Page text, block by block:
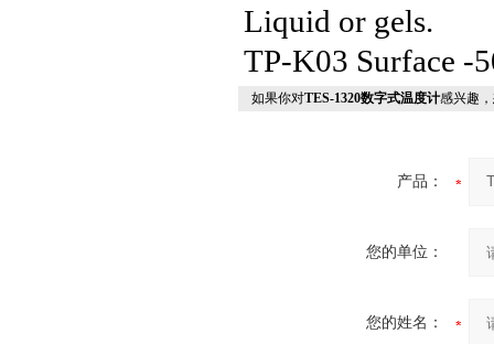
Liquid or gels.
TP-K03 Surface -
如果你对TES-1320数字式温度计感兴趣
产品：
您的单位：
您的姓名：